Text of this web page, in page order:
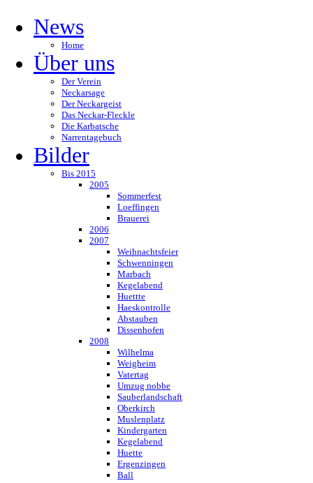
News
Home
Über uns
Der Verein
Neckarsage
Der Neckargeist
Das Neckar-Fleckle
Die Karbatsche
Narrentagebuch
Bilder
Bis 2015
2005
Sommerfest
Loeffingen
Brauerei
2006
2007
Weihnachtsfeier
Schwenningen
Marbach
Kegelabend
Huettte
Haeskontrolle
Abstauben
Dissenhofen
2008
Wilhelma
Weigheim
Vatertag
Umzug nobbe
Sauberlandschaft
Oberkirch
Muslenplatz
Kindergarten
Kegelabend
Huette
Ergenzingen
Ball